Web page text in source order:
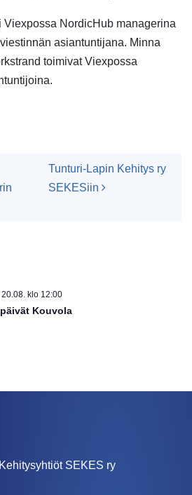
Viexpossa NordicHub managerina
asiantuntijana. Minna
toimivat Viexpossa
Tunturi-Lapin Kehitys ry
SEKESiin
20.08. klo 12:00
Kouvola
SEKES ry